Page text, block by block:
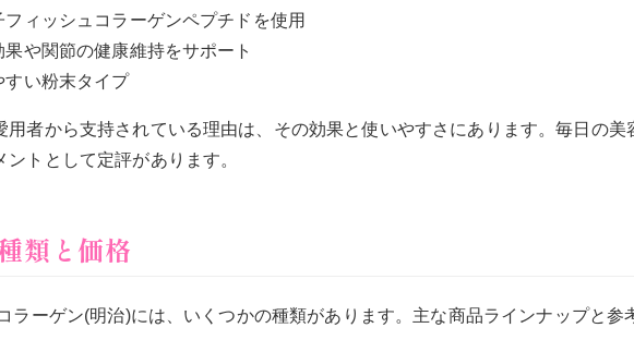
フィッシュコラーゲンペプチドを使用
果や関節の健康維持をサポート
すい粉末タイプ
用者から支持されている理由は、その効果と使いやすさにあります。毎日の美
ントとして定評があります。
類と価格
ラーゲン(明治)には、いくつかの種類があります。主な商品ラインナップと参